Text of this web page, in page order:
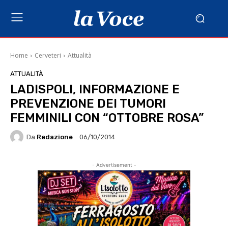
Home Cerveteri Attualità
ATTUALITÀ
LADISPOLI, INFORMAZIONE E
PREVENZIONE DEI TUMORI
FEMMINILI CON “OTTOBRE ROSA”
Da Redazione 06/10/2014
- Advertisement -